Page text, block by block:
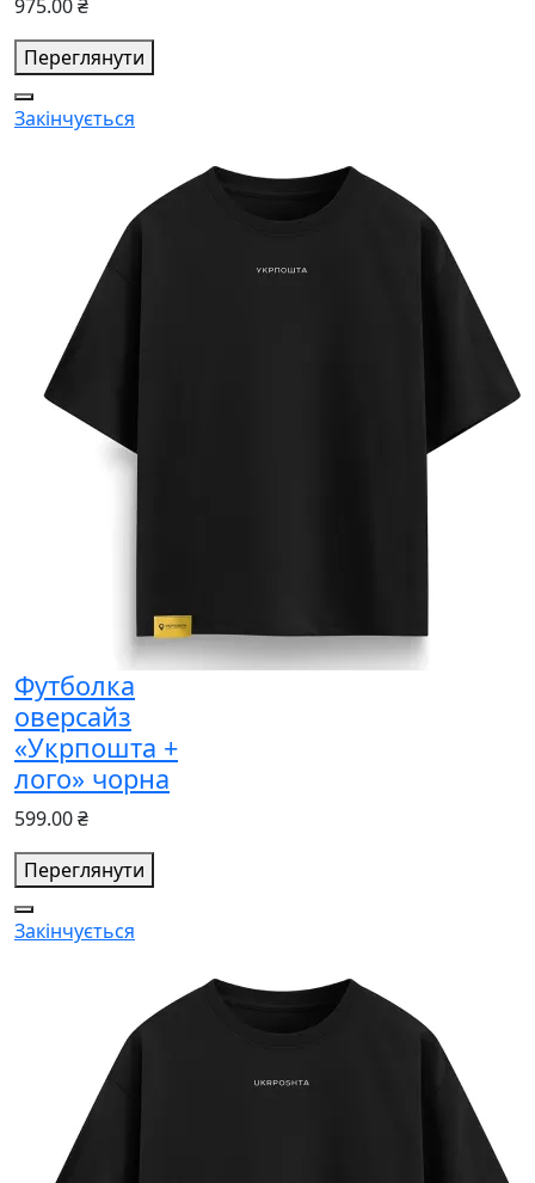
975.00 ₴
Переглянути
Закінчується
Футболка
оверсайз
«Укрпошта +
лого» чорна
599.00 ₴
Переглянути
Закінчується